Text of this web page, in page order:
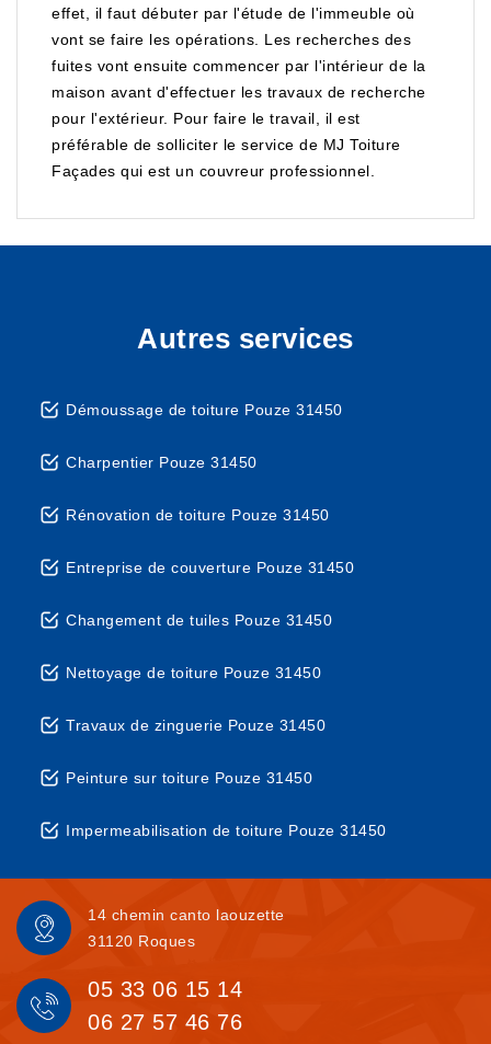
effet, il faut débuter par l'étude de l'immeuble où
vont se faire les opérations. Les recherches des
fuites vont ensuite commencer par l'intérieur de la
maison avant d'effectuer les travaux de recherche
pour l'extérieur. Pour faire le travail, il est
préférable de solliciter le service de MJ Toiture
Façades qui est un couvreur professionnel.
Autres services
Démoussage de toiture Pouze 31450
Charpentier Pouze 31450
Rénovation de toiture Pouze 31450
Entreprise de couverture Pouze 31450
Changement de tuiles Pouze 31450
Nettoyage de toiture Pouze 31450
Travaux de zinguerie Pouze 31450
Peinture sur toiture Pouze 31450
Impermeabilisation de toiture Pouze 31450
14 chemin canto laouzette
31120 Roques
05 33 06 15 14
06 27 57 46 76